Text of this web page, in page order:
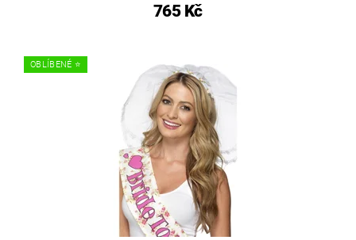
765 Kč
OBLÍBENÉ ⭐️